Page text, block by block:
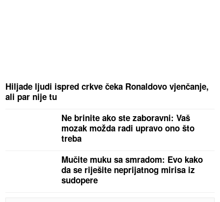
Hiljade ljudi ispred crkve čeka Ronaldovo vjenčanje,
ali par nije tu
Ne brinite ako ste zaboravni: Vaš
mozak možda radi upravo ono što
treba
Mučite muku sa smradom: Evo kako
da se riješite neprijatnog mirisa iz
sudopere